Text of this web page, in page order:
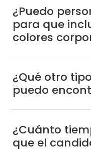
¿Puedo
para que
colores
¿Qué otro
puedo
¿Cuánto
que el